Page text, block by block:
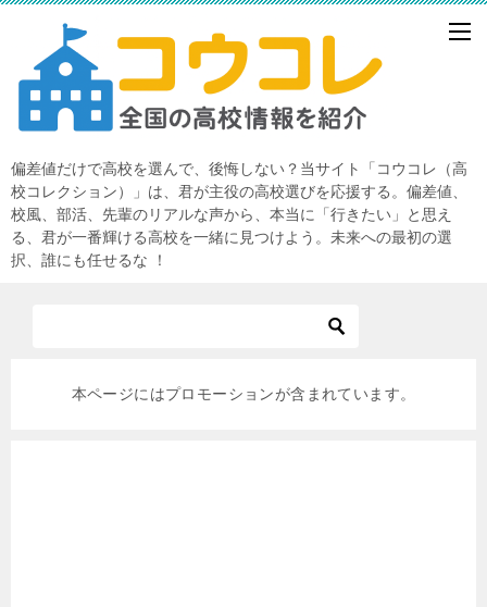
偏差値だけで高校を選んで、後悔しない？当サイト「コウコレ（高
校コレクション）」は、君が主役の高校選びを応援する。偏差値、
校風、部活、先輩のリアルな声から、本当に「行きたい」と思え
る、君が一番輝ける高校を一緒に見つけよう。未来への最初の選
択、誰にも任せるな ！
本ページにはプロモーションが含まれています。